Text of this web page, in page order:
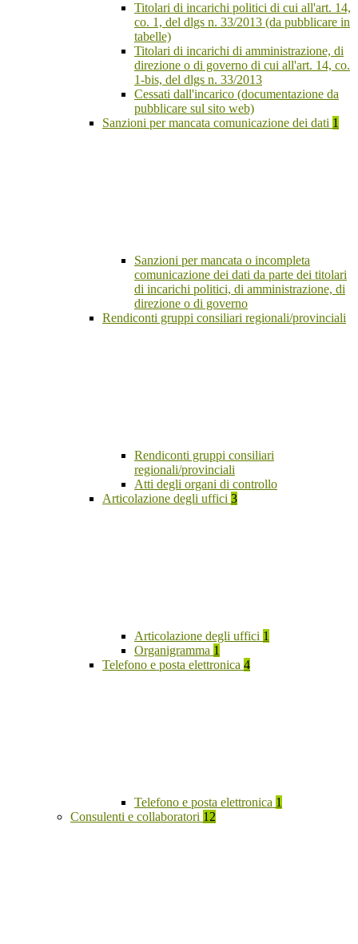
Titolari di incarichi politici di cui all'art. 14,
co. 1, del dlgs n. 33/2013 (da pubblicare in
tabelle)
Titolari di incarichi di amministrazione, di
direzione o di governo di cui all'art. 14, co.
1-bis, del dlgs n. 33/2013
Cessati dall'incarico (documentazione da
pubblicare sul sito web)
Sanzioni per mancata comunicazione dei dati 1
Sanzioni per mancata o incompleta
comunicazione dei dati da parte dei titolari
di incarichi politici, di amministrazione, di
direzione o di governo
Rendiconti gruppi consiliari regionali/provinciali
Rendiconti gruppi consiliari
regionali/provinciali
Atti degli organi di controllo
Articolazione degli uffici 3
Articolazione degli uffici 1
Organigramma 1
Telefono e posta elettronica 4
Telefono e posta elettronica 1
Consulenti e collaboratori 12